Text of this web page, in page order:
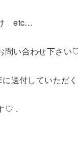
け etc…
問い合わせ下さい
送付していただ
♡ .